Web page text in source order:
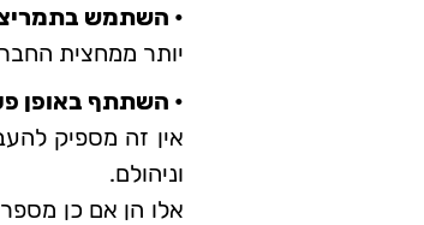
• השתמש
יותר ממחצית
• השתתף באופן
אין זה מספיק
וניהולם.
אלו הן אם כן